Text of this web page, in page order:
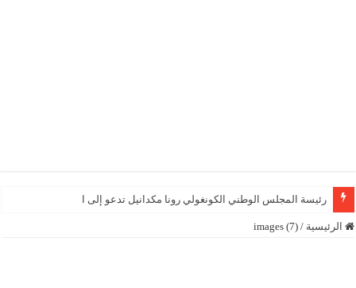
رئيسة المجلس الوطني الكونغولي رونا مكدانيل تدعو إلى التحلي بالصب
الرئيسية /
images (7)